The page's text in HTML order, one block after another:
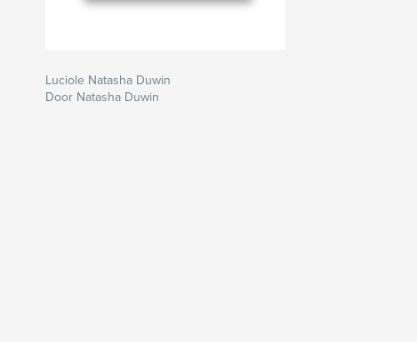
Luciole Natasha Duwin
Door Natasha Duwin